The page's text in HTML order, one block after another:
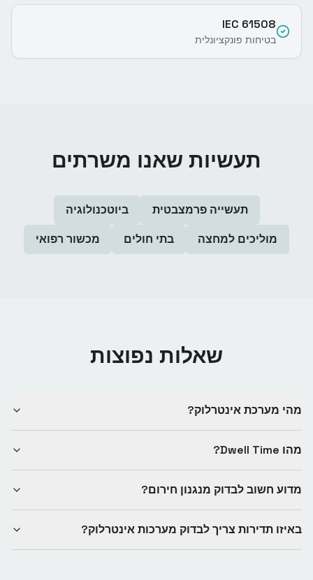
IEC 61508
בטיחות פונקציונלית
תעשיות שאנו משרתים
תעשייה פרמצבטית
ביוטכנולוגיה
מוליכים למחצה
בתי חולים מכשור רפואי
שאלות נפוצות
מהי מערכת אינטרלוק?
מהו Dwell Time?
מדוע חשוב לבדוק מנגנון חירום?
באיזו תדירות צריך לבדוק מערכות אינטרלוק?